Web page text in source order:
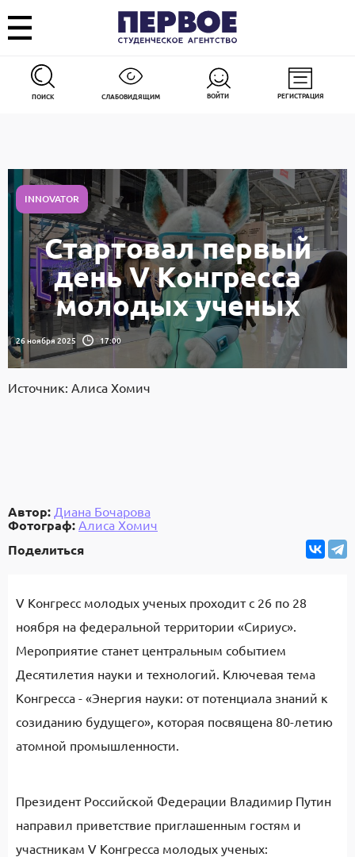
ПОИСК СЛАБОВИДЯЩИМ ВОЙТИ РЕГИСТРАЦИЯ
INNOVATOR
Стартовал первый
день V Конгресса
молодых ученых
26 ноября 2025 17:00
Источник: Алиса Хомич
Автор: Диана Бочарова
Фотограф: Алиса Хомич
Поделиться
V Конгресс молодых ученых проходит с 26 по 28
ноября на федеральной территории «Сириус».
Мероприятие станет центральным событием
Десятилетия науки и технологий. Ключевая тема
Конгресса - «Энергия науки: от потенциала знаний к
созиданию будущего», которая посвящена 80-летию
атомной промышленности.
Президент Российской Федерации Владимир Путин
направил приветствие приглашенным гостям и
участникам V Конгресса молодых ученых: